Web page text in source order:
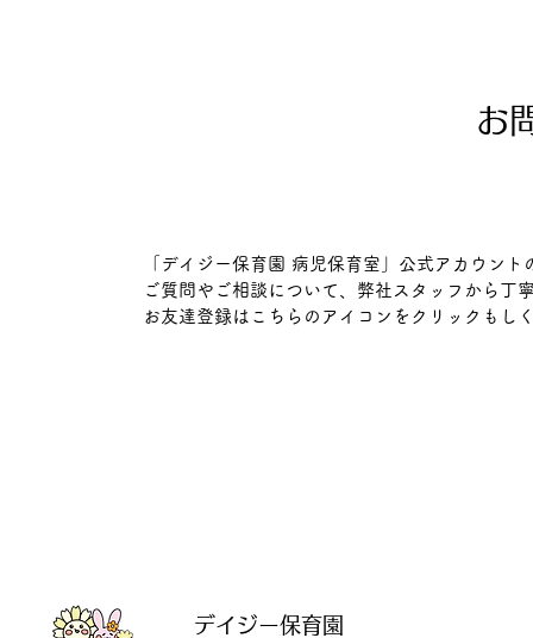
お
「デイジー保育園 病児保育室」公式アカウン
ご質問やご相談について、弊社スタッフから丁
お友達登録はこちらのアイコンをクリックもし
デイジー保育園